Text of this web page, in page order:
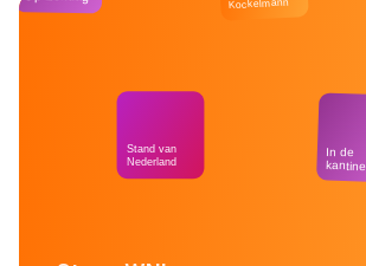
Stand van
Nederland
Kockelmann
In de
kantine